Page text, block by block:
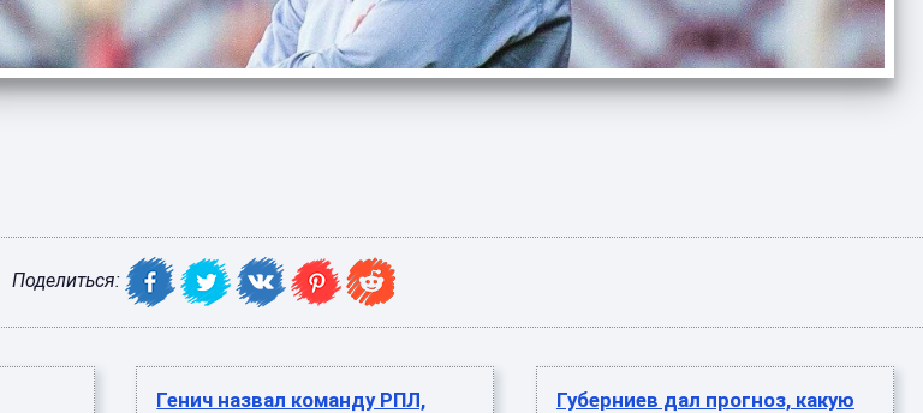
Поделиться:
Генич назвал команду РПЛ,
Губерниев дал прогноз, какую